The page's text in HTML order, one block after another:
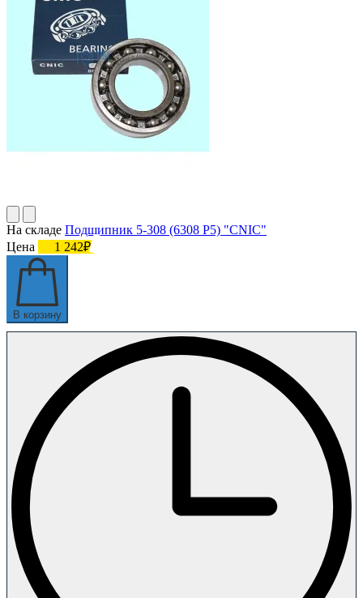
На складе Подшипник 5-308 (6308 P5) "CNIC"
Цена
1 242₽
В корзину